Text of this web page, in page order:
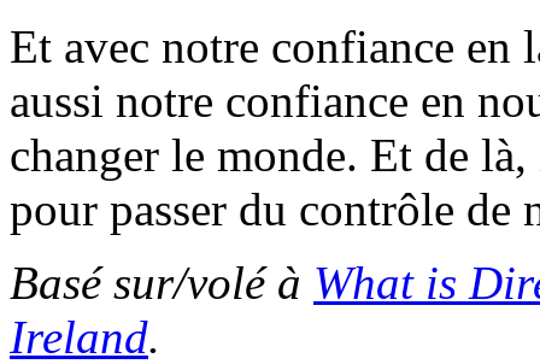
Et avec notre confiance
aussi notre confiance en
changer le monde. Et de
pour passer du contrôle de
Basé sur/volé à What is
Ireland.